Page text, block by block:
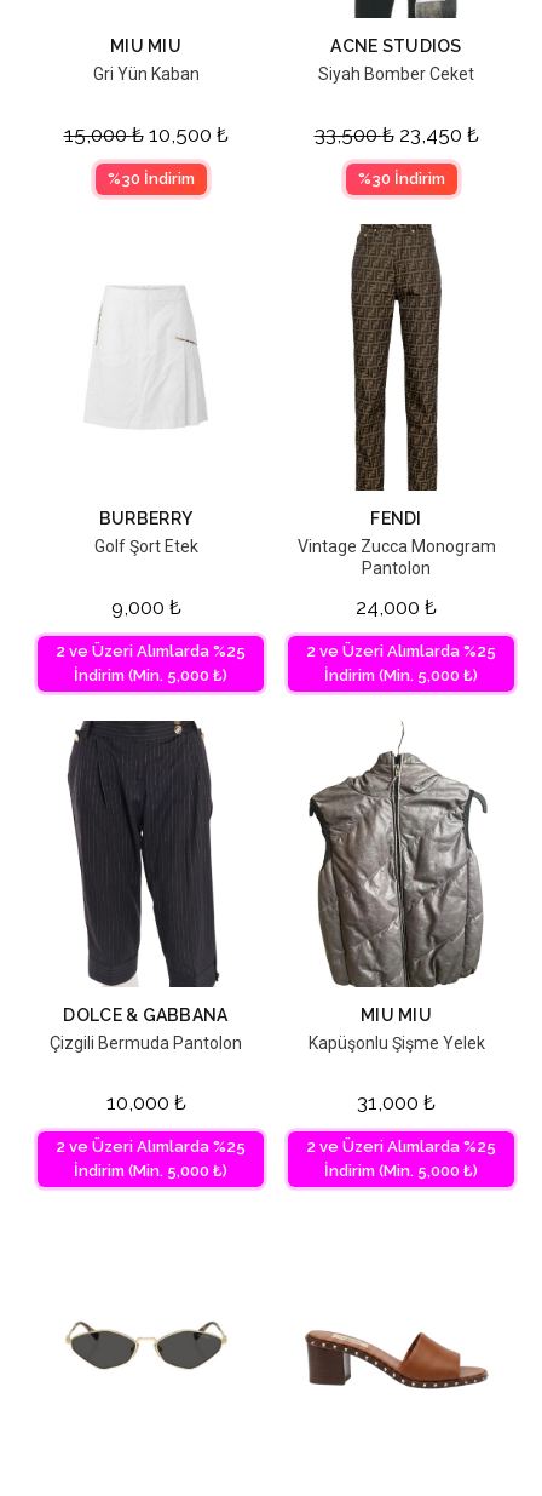
MIU MIU
Gri Yün Kaban
15,000₺ 10,500 ₺
%30 İndirim
ACNE STUDIOS
Siyah Bomber Ceket
33,500₺ 23,450 ₺
%30 İndirim
BURBERRY
Golf Şort Etek
9,000 ₺
2 ve Üzeri Alımlarda %25
İndirim (Min. 5,000 ₺)
FENDI
Vintage Zucca Monogram
Pantolon
24,000 ₺
2 ve Üzeri Alımlarda %25
İndirim (Min. 5,000 ₺)
DOLCE & GABBANA
Çizgili Bermuda Pantolon
10,000 ₺
2 ve Üzeri Alımlarda %25
İndirim (Min. 5,000 ₺)
MIU MIU
Kapüşonlu Şişme Yelek
31,000 ₺
2 ve Üzeri Alımlarda %25
İndirim (Min. 5,000 ₺)